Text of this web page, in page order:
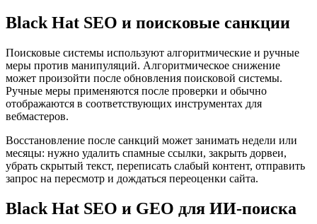
Black Hat SEO и поисковые санкции
Поисковые системы используют алгоритмические и ручные
меры против манипуляций. Алгоритмическое снижение
может произойти после обновления поисковой системы.
Ручные меры применяются после проверки и обычно
отображаются в соответствующих инструментах для
вебмастеров.
Восстановление после санкций может занимать недели или
месяцы: нужно удалить спамные ссылки, закрыть дорвеи,
убрать скрытый текст, переписать слабый контент, отправить
запрос на пересмотр и дождаться переоценки сайта.
Black Hat SEO и GEO для ИИ-поиска